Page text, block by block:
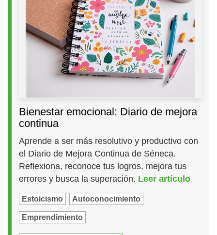
Bienestar emocional: Diario de mejora
continua
Aprende a ser más resolutivo y productivo con
el Diario de Mejora Continua de Séneca.
Reflexiona, reconoce tus logros, mejora tus
errores y busca la superación. Leer artículo
Estoicismo Autoconocimiento
Emprendimiento